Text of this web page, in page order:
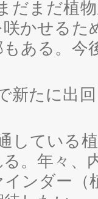
だまだ植
かせる
ある。今
新たに出
している
。年々、
ンダー（